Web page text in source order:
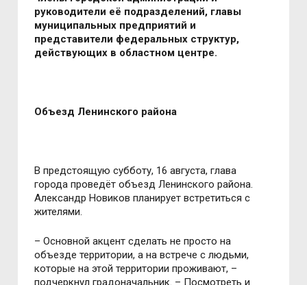
руководители её подразделений, главы
муниципальных предприятий и
представители федеральных структур,
действующих в областном центре.
Объезд Ленинского района
В предстоящую субботу, 16 августа, глава
города проведёт объезд Ленинского района.
Александр Новиков планирует встретиться с
жителями.
– Основной акцент сделать не просто на
объезде территории, а на встрече с людьми,
которые на этой территории проживают, –
подчеркнул градоначальник. – Посмотреть и